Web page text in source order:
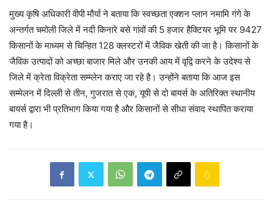
मुख्य कृषि अधिकारी वीपी मौर्या ने बताया कि स्वच्छता एक्शन प्लान नमामि गंगे के
अन्तर्गत चमोली जिले में नदी किनारे बसे गांवों की 5 हजार हैक्टियर भूमि पर 9427
किसानों के माध्यम से चिन्हित 128 क्लस्टरों में जैविक खेती की जा है। किसानों के
जैविक उत्पादों को अच्छा बाजार मिले और उनकी आय में वृद्वि करने के उदेश्य से
जिले में क्रेता विक्रेता सम्म्लेन कराए जा रहे है। उन्होंने बताया कि आज इस
सम्मेलन में दिल्ली से तीन, गुजरात से एक, यूपी से दो बायर्स के अतिरिक्त स्थानीय
बायर्स द्वारा भी प्रतिभाग किया गया है और किसानों से सीधा संवाद स्थापित कराया
गया है।